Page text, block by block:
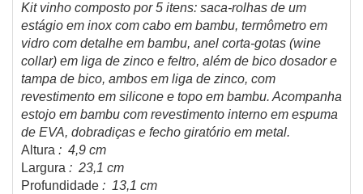
Kit vinho composto por 5 itens: saca-rolhas de um
estágio em inox com cabo em bambu, termômetro em
vidro com detalhe em bambu, anel corta-gotas (wine
collar) em liga de zinco e feltro, além de bico dosador e
tampa de bico, ambos em liga de zinco, com
revestimento em silicone e topo em bambu. Acompanha
estojo em bambu com revestimento interno em espuma
de EVA, dobradiças e fecho giratório em metal.
Altura : 4,9 cm
Largura : 23,1 cm
Profundidade : 13,1 cm